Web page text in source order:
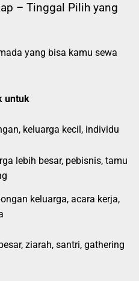
– Tinggal Pilih yang
yang bisa kamu sewa
untuk
keluarga kecil, individu
lebih besar, pebisnis, tamu
keluarga, acara kerja,
ziarah, santri, gathering